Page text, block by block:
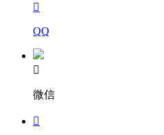

QQ

微信
